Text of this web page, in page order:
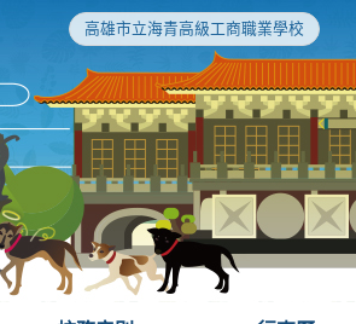
高雄市立海青高級工商職業學校